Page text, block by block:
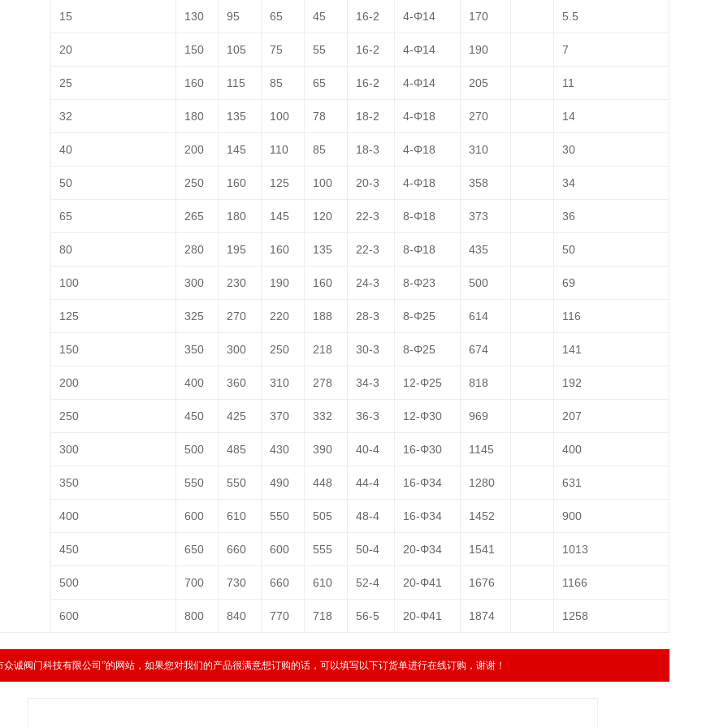
15 130 95 65 45 16-2 4-Φ14 170 5.5
20 150 105 75 55 16-2 4-Φ14 190 7
25 160 115 85 65 16-2 4-Φ14 205 11
32 180 135 100 78 18-2 4-Φ18 270 14
40 200 145 110 85 18-3 4-Φ18 310 30
50 250 160 125 100 20-3 4-Φ18 358 34
65 265 180 145 120 22-3 8-Φ18 373 36
80 280 195 160 135 22-3 8-Φ18 435 50
100 300 230 190 160 24-3 8-Φ23 500 69
125 325 270 220 188 28-3 8-Φ25 614 116
150 350 300 250 218 30-3 8-Φ25 674 141
200 400 360 310 278 34-3 12-Φ25 818 192
250 450 425 370 332 36-3 12-Φ30 969 207
300 500 485 430 390 40-4 16-Φ30 1145 400
350 550 550 490 448 44-4 16-Φ34 1280 631
400 600 610 550 505 48-4 16-Φ34 1452 900
450 650 660 600 555 50-4 20-Φ34 1541 1013
500 700 730 660 610 52-4 20-Φ41 1676 1166
600 800 840 770 718 56-5 20-Φ41 1874 1258
众诚阀门科技有限公司”的网站，如果您对我们的产品很满意想订购的话，可以填写以下订货单进行在线订购，谢谢！